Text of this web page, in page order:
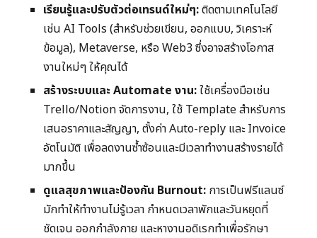
เรียนรู้และปรับตัวต่อเทรนด์ใหม่ๆ:ติดตามเทคโนโลยี
เช่น AI Tools (สำหรับช่วยเขียน, ออกแบบ, วิเคราะห์
ข้อมูล), Metaverse, หรือ Web3 ซึ่งอาจสร้างโอกาส
งานใหม่ๆ ให้คุณได้
สร้างระบบและ Automate งาน:ใช้เครื่องมือเช่น
Trello/Notion จัดการงาน, ใช้ Template สำหรับการ
เสนอราคาและสัญญา, ตั้งค่า Auto-reply และ Invoice
อัตโนมัติ เพื่อลดงานซ้ำซ้อนและมีเวลาทำงานสร้างรายได้
มากขึ้น
ดูแลสุขภาพและป้องกัน Burnout: การเป็นฟรีแลนซ์
มักทำให้ทำงานไม่รู้เวลา กำหนดเวลาพักและวันหยุดที่
ชัดเจน ออกกำลังกาย และหางานอดิเรกทำเพื่อรักษา